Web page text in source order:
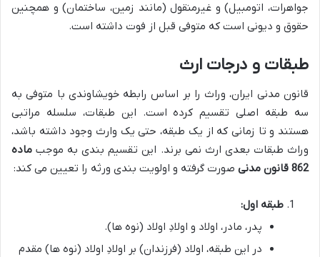
جواهرات، اتومبیل) و غیرمنقول (مانند زمین، ساختمان) و همچنین
حقوق و دیونی است که متوفی قبل از فوت داشته است.
طبقات و درجات ارث
قانون مدنی ایران، وراث را بر اساس رابطه خویشاوندی با متوفی به
سه طبقه اصلی تقسیم کرده است. این طبقات، سلسله مراتبی
هستند و تا زمانی که از یک طبقه، حتی یک وارث وجود داشته باشد،
وراث طبقات بعدی ارث نمی برند. این تقسیم بندی به موجب ماده
862 قانون مدنی
صورت گرفته و اولویت بندی ورثه را تعیین می کند:
طبقه اول:
پدر، مادر، اولاد و اولادِ اولاد (نوه ها).
در این طبقه، اولاد (فرزندان) بر اولادِ اولاد (نوه ها) مقدم